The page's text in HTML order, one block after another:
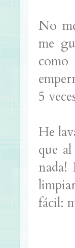
No
me
5
He
que
fácil: